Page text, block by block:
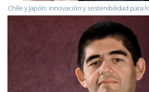
Chile y Japón: innovación y sostenibilidad para